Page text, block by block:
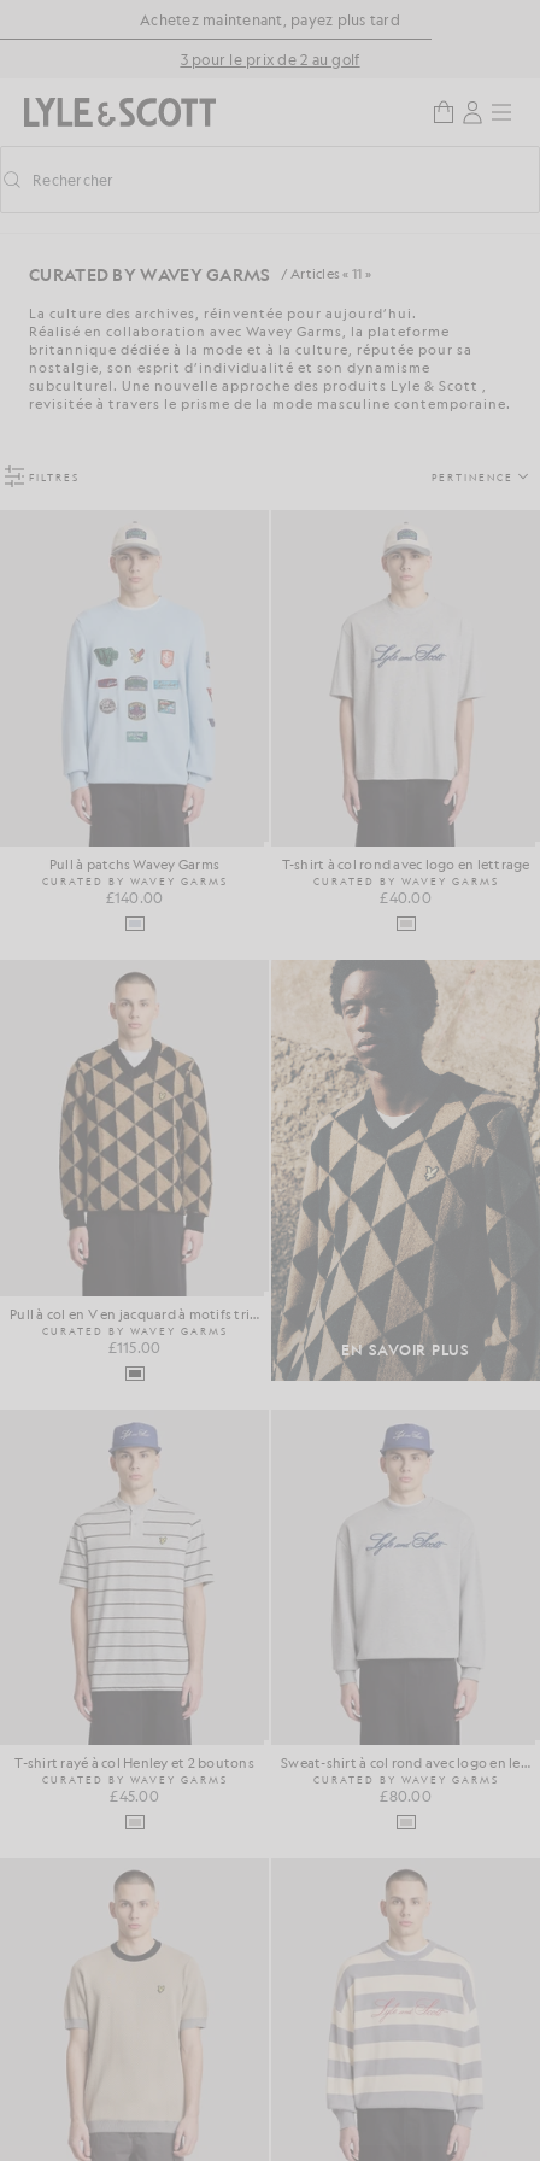
Aller directement au contenu principal
Informations sur l'accessibilité
Achetez maintenant, payez plus tard
3 pour le prix de 2 au golf
Activer/désactiver la recherche prédictive
Rechercher
CURATED BY WAVEY GARMS / Articles « 11 »
La culture des archives, réinventée pour aujourd’hui.
Réalisé en collaboration avec Wavey Garms, la plateforme
britannique dédiée à la mode et à la culture, réputée pour sa
nostalgie, son esprit d’individualité et son dynamisme
subculturel. Une nouvelle approche des produits Lyle & Scott ,
revisitée à travers le prisme de la mode masculine contemporaine.
FILTRES PERTINENCE
Pull à patchs Wavey Garms
CURATED BY WAVEY GARMS
£140.00
T-shirt à col rond avec logo en lettrage
CURATED BY WAVEY GARMS
£40.00
Pull à col en V en jacquard à motifs triangulaires
CURATED BY WAVEY GARMS
£115.00 EN SAVOIR PLUS
T-shirt rayé à col Henley et 2 boutons
CURATED BY WAVEY GARMS
£45.00
Sweat-shirt à col rond avec logo en lettrage
CURATED BY WAVEY GARMS
£80.00